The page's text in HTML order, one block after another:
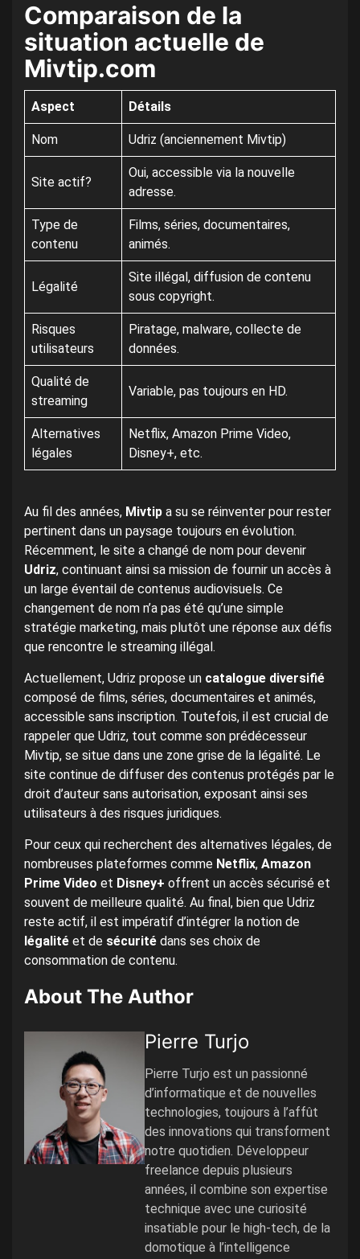
Comparaison de la
situation actuelle de
Mivtip.com
Aspect Détails
Nom Udriz (anciennement Mivtip)
Site actif?
Oui, accessible via la nouvelle
adresse.
Type de
contenu
Films, séries, documentaires,
animés.
Légalité
Site illégal, diffusion de contenu
sous copyright.
Risques
utilisateurs
Piratage, malware, collecte de
données.
Qualité de
streaming
Variable, pas toujours en HD.
Alternatives
légales
Netflix, Amazon Prime Video,
Disney+, etc.
Au fil des années, Mivtip a su se réinventer pour rester
pertinent dans un paysage toujours en évolution.
Récemment, le site a changé de nom pour devenir
Udriz, continuant ainsi sa mission de fournir un accès à
un large éventail de contenus audiovisuels. Ce
changement de nom n’a pas été qu’une simple
stratégie marketing, mais plutôt une réponse aux défis
que rencontre le streaming illégal.
Actuellement, Udriz propose un catalogue diversifié
composé de films, séries, documentaires et animés,
accessible sans inscription. Toutefois, il est crucial de
rappeler que Udriz, tout comme son prédécesseur
Mivtip, se situe dans une zone grise de la légalité. Le
site continue de diffuser des contenus protégés par le
droit d’auteur sans autorisation, exposant ainsi ses
utilisateurs à des risques juridiques.
Pour ceux qui recherchent des alternatives légales, de
nombreuses plateformes comme Netflix, Amazon
Prime Video et Disney+ offrent un accès sécurisé et
souvent de meilleure qualité. Au final, bien que Udriz
reste actif, il est impératif d’intégrer la notion de
légalité et de sécurité dans ses choix de
consommation de contenu.
About The Author
Pierre Turjo
Pierre Turjo est un passionné
d’informatique et de nouvelles
technologies, toujours à l’affût
des innovations qui transforment
notre quotidien. Développeur
freelance depuis plusieurs
années, il combine son expertise
technique avec une curiosité
insatiable pour le high-tech, de la
domotique à l’intelligence